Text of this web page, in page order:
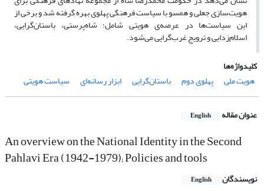
هویت‌سازی جعلی و همسو با سیاست فرهنگی پهلوی بهره گرفته شد و برخی از
این سیاست‌ها در عرصه‌ی هویتی شامل؛ شاه‌پرستی، باستان‌گرایی،
اسلام‌زدایی و ترویج غرب‌گرایی می‌شود.
کلیدواژه‌ها
هویت ملی
پهلوی دوم باستان‌گرایی ابزار رسانه‌ای سیاست‌ هویتی
عنوان مقاله English
An overview on the National Identity in the Second
Pahlavi Era (1942-1979); Policies and tools
نویسندگان English